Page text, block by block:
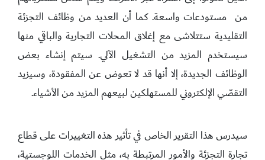
من مستودعات واسعة. كما أن العديد من وظائف التجزئة
التقليدية ستتلاشى مع إغلاق المحلات التجارية والباقي منها
سيستخدم المزيد من التشغيل الآلي. سيتم إنشاء بعض
الوظائف الجديدة، إلا أنها قد لا تعوض عن المفقودة، وسيزيد
التقصّي الإلكتروني للمستهلكين لبيعهم المزيد من الأشياء.
سيدرس هذا التقرير الخاص في تأثير هذه التغييرات على قطاع
تجارة التجزئة والأمور المرتبطة به، مثل الخدمات اللوجستية،